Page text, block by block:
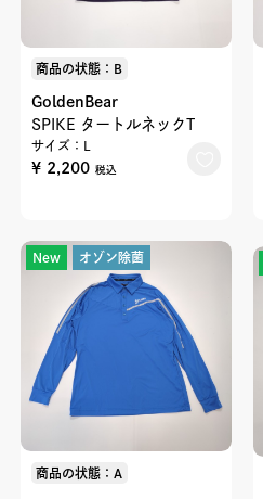
商品の状態：B
GoldenBear
SPIKE タートルネックT
サイズ：L
¥ 2,200 税込
New オゾン除菌
商品の状態：A